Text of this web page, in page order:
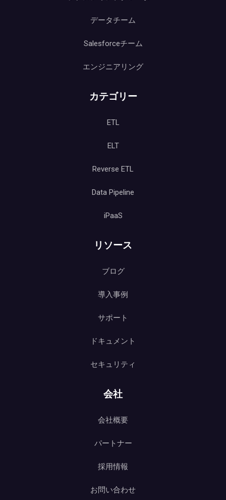
データチーム
Salesforceチーム
エンジニアリング
カテゴリー
ETL
ELT
Reverse ETL
Data Pipeline
iPaaS
リソース
ブログ
導入事例
サポート
ドキュメント
セキュリティ
会社
会社概要
パートナー
採用情報
お問い合わせ